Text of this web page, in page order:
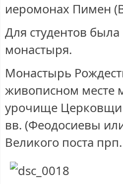
иеромонах Пимен
Для студентов
монастыря.
Монастырь
живописном месте
урочище
вв. (Феодосиевы
Великого поста